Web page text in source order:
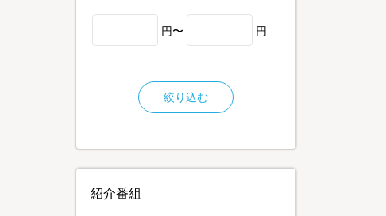
円〜 円
絞り込む
紹介番組